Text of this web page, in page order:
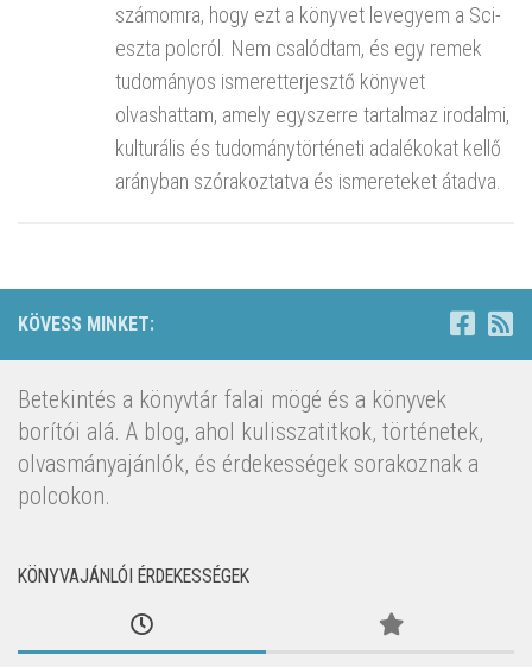
számomra, hogy ezt a könyvet levegyem a Sci-
eszta polcról. Nem csalódtam, és egy remek
tudományos ismeretterjesztő könyvet
olvashattam, amely egyszerre tartalmaz irodalmi,
kulturális és tudománytörténeti adalékokat kellő
arányban szórakoztatva és ismereteket átadva.
KÖVESS MINKET:
Betekintés a könyvtár falai mögé és a könyvek
borítói alá. A blog, ahol kulisszatitkok, történetek,
olvasmányajánlók, és érdekességek sorakoznak a
polcokon.
KÖNYVAJÁNLÓI ÉRDEKESSÉGEK